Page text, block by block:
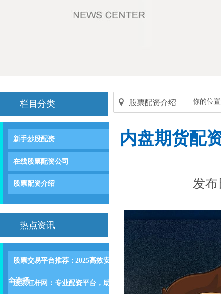
栏目分类
新手炒股配资
在线股票配资公司
股票配资介绍
热点资讯
股票交易平台推荐：2025高效安
全选择
股票杠杆网：专业配资平台，助
你的位
股票配资介绍
内盘期货配
发